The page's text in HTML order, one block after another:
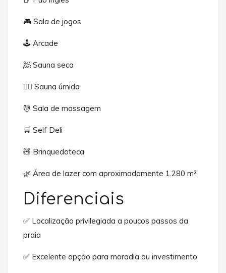
🎮 Sala de jogos
🕹️ Arcade
🧖 Sauna seca
🧖‍♀️ Sauna úmida
💆 Sala de massagem
🛒 Self Deli
🧸 Brinquedoteca
🌿 Área de lazer com aproximadamente 1.280 m²
Diferenciais
✅ Localização privilegiada a poucos passos da
praia
✅ Excelente opção para moradia ou investimento